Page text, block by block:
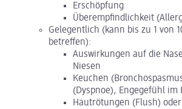
Erschöpfung
Überempfindlichkeit
Gelegentlich (kann bis zu 1 von
betreffen):
Auswirkungen auf die
Niesen
Keuchen
(Dyspnoe), Engegefühl im
Hautrötungen (Flush)